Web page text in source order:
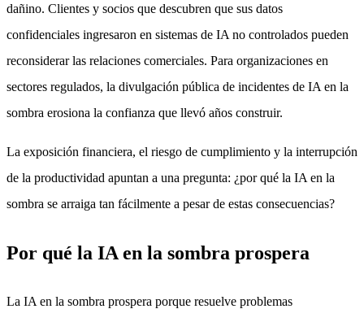
dañino. Clientes y socios que descubren que sus datos
confidenciales ingresaron en sistemas de IA no controlados pueden
reconsiderar las relaciones comerciales. Para organizaciones en
sectores regulados, la divulgación pública de incidentes de IA en la
sombra erosiona la confianza que llevó años construir.
La exposición financiera, el riesgo de cumplimiento y la interrupción
de la productividad apuntan a una pregunta: ¿por qué la IA en la
sombra se arraiga tan fácilmente a pesar de estas consecuencias?
Por qué la IA en la sombra prospera
La IA en la sombra prospera porque resuelve problemas